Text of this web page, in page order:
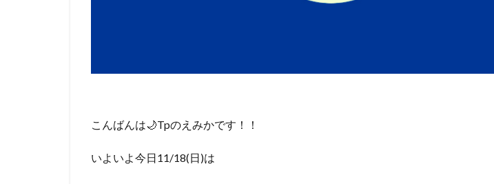
こんばんは🌙Tpのえみかです！！
いよいよ今日11/18(日)は